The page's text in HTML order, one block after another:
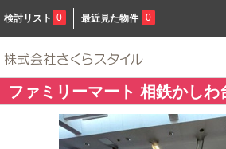
検討リスト 0 最近見た物件 0
ファミリーマート 相鉄かしわ